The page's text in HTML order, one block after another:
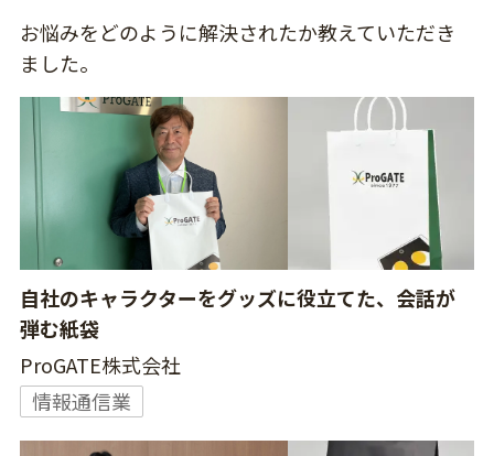
お悩みをどのように解決されたか教えていただき
ました。
自社のキャラクターをグッズに役立てた、会話が
弾む紙袋
ProGATE株式会社
情報通信業